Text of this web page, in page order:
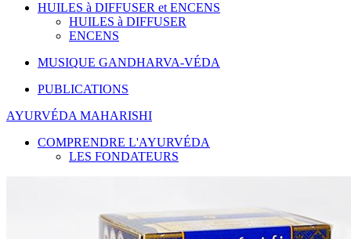
HUILES à DIFFUSER et ENCENS
HUILES à DIFFUSER
ENCENS
MUSIQUE GANDHARVA-VÉDA
PUBLICATIONS
AYURVÉDA MAHARISHI
COMPRENDRE L'AYURVÉDA
LES FONDATEURS